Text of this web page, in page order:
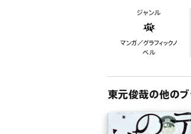
ジャンル
マンガ／グラフィックノ
ベル
東元俊哉の他のブ